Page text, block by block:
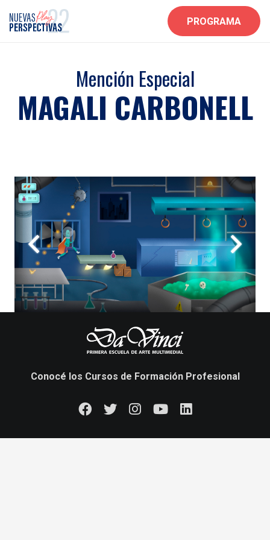
PROGRAMA
Mención Especial
MAGALI CARBONELL
Conocé los Cursos de Formación Profesional